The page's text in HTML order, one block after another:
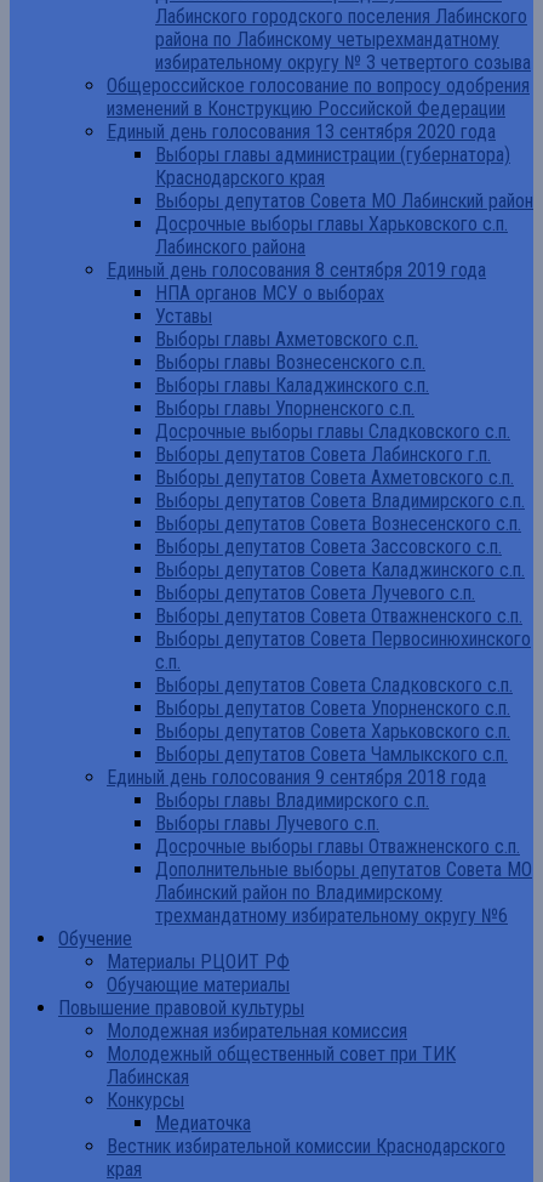
Лабинского городского поселения Лабинского
района по Лабинскому четырехмандатному
избирательному округу № 3 четвертого созыва
Общероссийское голосование по вопросу одобрения
изменений в Конструкцию Российской Федерации
Единый день голосования 13 сентября 2020 года
Выборы главы администрации (губернатора)
Краснодарского края
Выборы депутатов Совета МО Лабинский район
Досрочные выборы главы Харьковского с.п.
Лабинского района
Единый день голосования 8 сентября 2019 года
НПА органов МСУ о выборах
Уставы
Выборы главы Ахметовского с.п.
Выборы главы Вознесенского с.п.
Выборы главы Каладжинского с.п.
Выборы главы Упорненского с.п.
Досрочные выборы главы Сладковского с.п.
Выборы депутатов Совета Лабинского г.п.
Выборы депутатов Совета Ахметовского с.п.
Выборы депутатов Совета Владимирского с.п.
Выборы депутатов Совета Вознесенского с.п.
Выборы депутатов Совета Зассовского с.п.
Выборы депутатов Совета Каладжинского с.п.
Выборы депутатов Совета Лучевого с.п.
Выборы депутатов Совета Отважненского с.п.
Выборы депутатов Совета Первосинюхинского
с.п.
Выборы депутатов Совета Сладковского с.п.
Выборы депутатов Совета Упорненского с.п.
Выборы депутатов Совета Харьковского с.п.
Выборы депутатов Совета Чамлыкского с.п.
Единый день голосования 9 сентября 2018 года
Выборы главы Владимирского с.п.
Выборы главы Лучевого с.п.
Досрочные выборы главы Отважненского с.п.
Дополнительные выборы депутатов Совета МО
Лабинский район по Владимирскому
трехмандатному избирательному округу №6
Обучение
Материалы РЦОИТ РФ
Обучающие материалы
Повышение правовой культуры
Молодежная избирательная комиссия
Молодежный общественный совет при ТИК
Лабинская
Конкурсы
Медиаточка
Вестник избирательной комиссии Краснодарского
края